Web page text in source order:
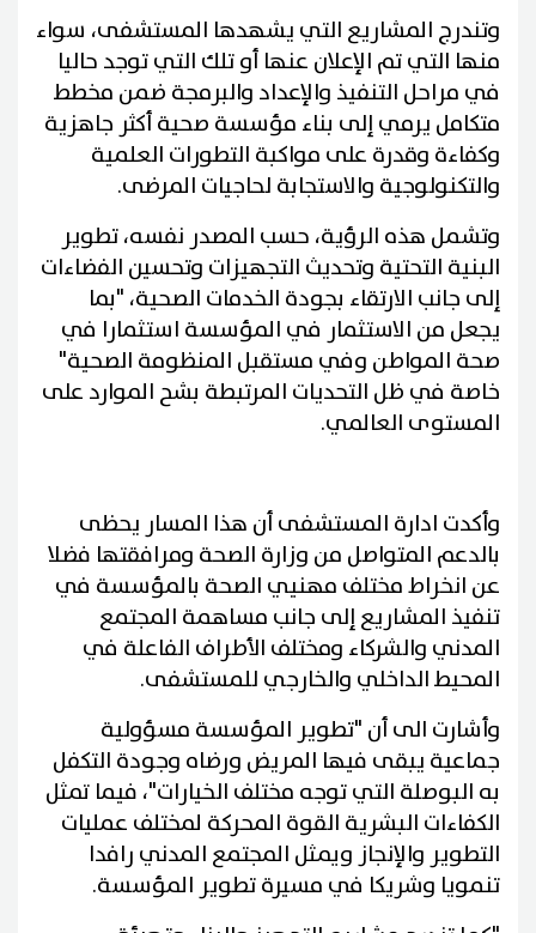
وتندرج المشاريع التي يشهدها المستشفى، سواء
منها التي تم الإعلان عنها أو تلك التي توجد حاليا
في مراحل التنفيذ والإعداد والبرمجة ضمن مخطط
متكامل يرمي إلى بناء مؤسسة صحية أكثر جاهزية
وكفاءة وقدرة على مواكبة التطورات العلمية
والتكنولوجية والاستجابة لحاجيات المرضى.
وتشمل هذه الرؤية، حسب المصدر نفسه، تطوير
البنية التحتية وتحديث التجهيزات وتحسين الفضاءات
إلى جانب الارتقاء بجودة الخدمات الصحية، "بما
يجعل من الاستثمار في المؤسسة استثمارا في
صحة المواطن وفي مستقبل المنظومة الصحية"
خاصة في ظل التحديات المرتبطة بشح الموارد على
المستوى العالمي.
وأكدت ادارة المستشفى أن هذا المسار يحظى
بالدعم المتواصل من وزارة الصحة ومرافقتها فضلا
عن انخراط مختلف مهنيي الصحة بالمؤسسة في
تنفيذ المشاريع إلى جانب مساهمة المجتمع
المدني والشركاء ومختلف الأطراف الفاعلة في
المحيط الداخلي والخارجي للمستشفى.
وأشارت الى أن "تطوير المؤسسة مسؤولية
جماعية يبقى فيها المريض ورضاه وجودة التكفل
به البوصلة التي توجه مختلف الخيارات"، فيما تمثل
الكفاءات البشرية القوة المحركة لمختلف عمليات
التطوير والإنجاز ويمثل المجتمع المدني رافدا
تنمويا وشريكا في مسيرة تطوير المؤسسة.